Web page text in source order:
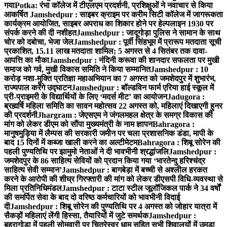
गयाPotka: रंभा कॉलेज में टीएलएम प्रदर्शनी, प्रशिक्षुओं ने नवाचार से किया
आकर्षितJamshedpur : साइबर क्राइम पर करीम सिटी कॉलेज में जागरूकता
कार्यक्रम आयोजित, साइबर अपराध का शिकार होने पर हेल्पलाइन 1930 पर
संपर्क करने की दी नशीहतJamshedpur : जादूगोड़ा पुलिस ने सामान के साथ
चोर को दबोचा, भेजा जेलJamshedpur : पूर्वी सिंहभूम में प्रारूप मतदाता सूची
प्रकाशित, 15.11 लाख मतदाता शामिल; 5 अगस्त से 4 सितंबर तक दावा-
आपत्ति का मौकाJamshedpur : नंदिनी करूवा की शानदार सफलता पर मुखी
समाज को गर्व, मुखी विकास समिति ने किया सम्मानितJamshedpur : 10
करोड़ नशा-मुक्ति प्रतिज्ञा महाअभियान का 7 अगस्त को जमशेदपुर में शुभारंभ,
राज्यपाल करेंगे उद्घाटनJamshedpur : बॉल्डविन फार्म एरिया हाई स्कूल में
प्री-प्राइमरी के विद्यार्थियों के लिए ‘मदर्स मीट’ का आयोजनJadugora :
ब्रह्मर्षि महिला समिति का सावन महोत्सव 22 अगस्त को, महिलाएं दिखाएगी हुनर
की प्रदर्शनीJhargram : जेएसएम ने जंगलमहल क्षेत्र के समग्र विकास की
मांग को लेकर डीएम को सौंपा मुख्यमंत्री के नाम ज्ञापनBahragora :
मानुषमुड़िया में लैम्पस की सरकारी जमीन पर चला प्रशासनिक डंडा, मापी के
बाद 15 दिनों में कब्जा खाली करने का अल्टीमेटमBahragora : शिबू सोरेन की
पहली पुण्यतिथि पर झामुमो नेताओं ने दी भावभीनी श्रद्धांजलिJamshedpur :
जमशेदपुर के 86 साहित्य सेवियों को प्रदान किया गया ‘भारतेन्दु हरिश्चंद्र
साहित्य सेवी सम्मान’Jamshedpur : बागबेड़ा में बच्ची से अश्लील हरकत
करने के आरोपी की शीघ्र गिरफ्तारी की मांग को लेकर डीएसपी विधि-व्यवस्था से
मिला प्रतिनिधिमंडलJamshedpur : टाटा स्टील जूलॉजिकल पार्क ने 34 वर्षों
की समर्पित सेवा के बाद दो वरिष्ठ कर्मचारियों को भावभीनी विदाई
दीJamshedpur : शिबू सोरेन की पुण्यतिथि पर 4 अगस्त को जोहार यात्रा में
सैकड़ों महिलाएं लेंगी हिस्सा, तैयारियों में जुटे समर्थकJamshedpur :
बहरागोड़ा में पहली सोमवारी पर चित्रेस्वर धाम सहित सभी शिवालयों में उमड़ा